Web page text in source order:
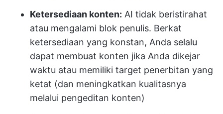
Ketersediaan konten: AI tidak beristirahat
atau mengalami blok penulis. Berkat
ketersediaan yang konstan, Anda selalu
dapat membuat konten jika Anda dikejar
waktu atau memiliki target penerbitan yang
ketat (dan meningkatkan kualitasnya
melalui pengeditan konten)